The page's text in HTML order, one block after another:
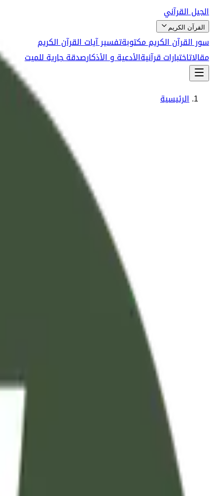
الجيل القرآني
القرآن الكريم
سور القرآن الكريم مكتوبةتفسير آيات القرآن الكريم
مقالاتاختبارات قرآنيةالأدعية و الأذكارصدقة جارية للميت
الرئيسية